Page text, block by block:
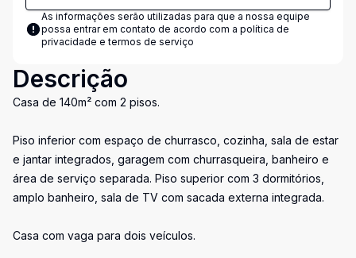
As informações serão utilizadas para que a nossa equipe
possa entrar em contato de acordo com a política de
privacidade e termos de serviço
Descrição
Casa de 140m² com 2 pisos.
Piso inferior com espaço de churrasco, cozinha, sala de estar
e jantar integrados, garagem com churrasqueira, banheiro e
área de serviço separada. Piso superior com 3 dormitórios,
amplo banheiro, sala de TV com sacada externa integrada.
Casa com vaga para dois veículos.